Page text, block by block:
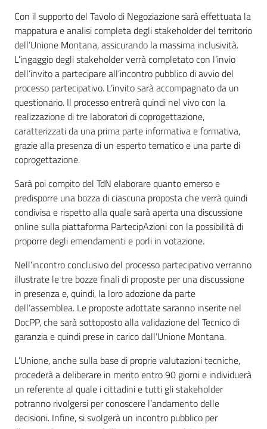
Con il supporto del Tavolo di Negoziazione sarà effettuata la
mappatura e analisi completa degli stakeholder del territorio
dell’Unione Montana, assicurando la massima inclusività.
L’ingaggio degli stakeholder verrà completato con l’invio
dell’invito a partecipare all’incontro pubblico di avvio del
processo partecipativo. L’invito sarà accompagnato da un
questionario. Il processo entrerà quindi nel vivo con la
realizzazione di tre laboratori di coprogettazione,
caratterizzati da una prima parte informativa e formativa,
grazie alla presenza di un esperto tematico e una parte di
coprogettazione.
Sarà poi compito del TdN elaborare quanto emerso e
predisporre una bozza di ciascuna proposta che verrà quindi
condivisa e rispetto alla quale sarà aperta una discussione
online sulla piattaforma PartecipAzioni con la possibilità di
proporre degli emendamenti e porli in votazione.
Nell’incontro conclusivo del processo partecipativo verranno
illustrate le tre bozze finali di proposte per una discussione
in presenza e, quindi, la loro adozione da parte
dell’assemblea. Le proposte adottate saranno inserite nel
DocPP, che sarà sottoposto alla validazione del Tecnico di
garanzia e quindi prese in carico dall’Unione Montana.
L’Unione, anche sulla base di proprie valutazioni tecniche,
procederà a deliberare in merito entro 90 giorni e individuerà
un referente al quale i cittadini e tutti gli stakeholder
potranno rivolgersi per conoscere l’andamento delle
decisioni. Infine, si svolgerà un incontro pubblico per